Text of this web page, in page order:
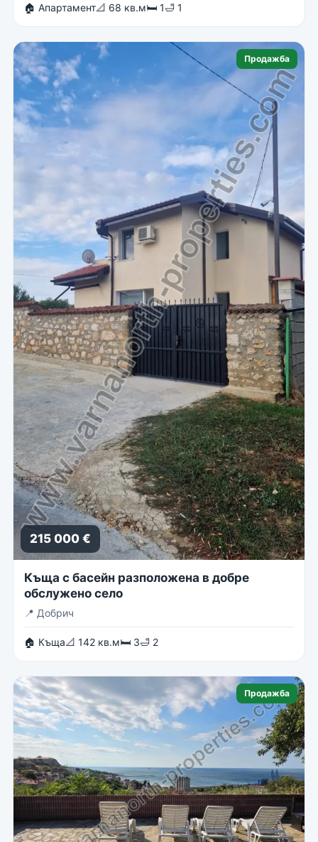
🏠 Апартамент📐 68 кв.м🛏 1🛁 1
Продажба
215 000 €
Къща с басейн разположена в добре
обслужено село
📍 Добрич
🏠 Къща📐 142 кв.м🛏 3🛁 2
Продажба